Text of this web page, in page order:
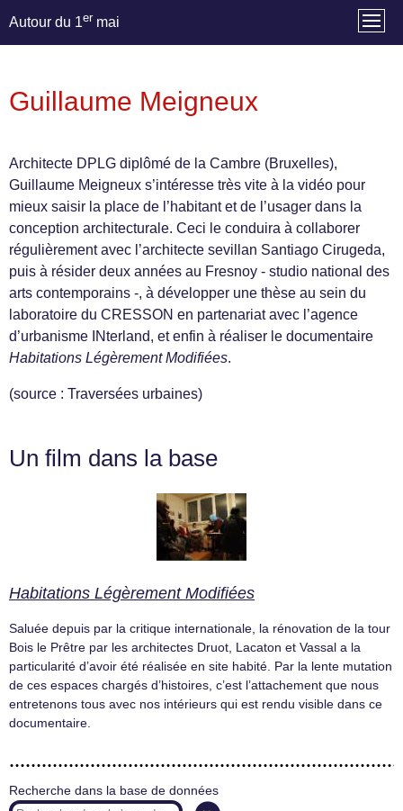
Autour du 1er mai
Guillaume Meigneux
Architecte DPLG diplômé de la Cambre (Bruxelles),
Guillaume Meigneux s’intéresse très vite à la vidéo pour
mieux saisir la place de l’habitant et de l’usager dans la
conception architecturale. Ceci le conduira à collaborer
régulièrement avec l’architecte sevillan Santiago Cirugeda,
puis à résider deux années au Fresnoy - studio national des
arts contemporains -, à développer une thèse au sein du
laboratoire du CRESSON en partenariat avec l’agence
d’urbanisme INterland, et enfin à réaliser le documentaire
Habitations Légèrement Modifiées.
(source : Traversées urbaines)
Un film dans la base
Habitations Légèrement Modifiées
Saluée depuis par la critique internationale, la rénovation de la tour
Bois le Prêtre par les architectes Druot, Lacaton et Vassal a la
particularité d’avoir été réalisée en site habité. Par la lente mutation
de ces espaces chargés d’histoires, c’est l’attachement que nous
entretenons tous avec nos intérieurs qui est rendu visible dans ce
documentaire.
Recherche dans la base de données